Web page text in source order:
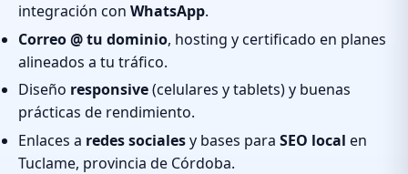
integración con WhatsApp.
Correo @ tu dominio, hosting y certificado en planes
alineados a tu tráfico.
Diseño responsive(celulares y tablets) y buenas
prácticas de rendimiento.
Enlaces a redes socialesy bases para SEO local en
Tuclame, provincia de Córdoba.